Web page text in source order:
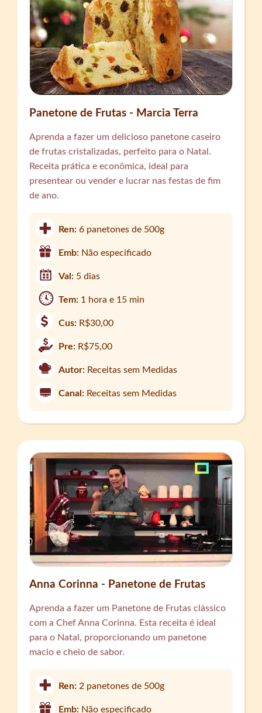
Panetone de Frutas - Marcia Terra
Aprenda a fazer um delicioso panetone caseiro
de frutas cristalizadas, perfeito para o Natal.
Receita prática e econômica, ideal para
presentear ou vender e lucrar nas festas de fim
de ano.
Ren:6 panetones de 500g
Emb: Não especificado
Val: 5 dias
Tem: 1 hora e 15 min
Cus: R$30,00
Pre: R$75,00
Autor: Receitas sem Medidas
Canal: Receitas sem Medidas
Anna Corinna - Panetone de Frutas
Aprenda a fazer um Panetone de Frutas clássico
com a Chef Anna Corinna. Esta receita é ideal
para o Natal, proporcionando um panetone
macio e cheio de sabor.
Ren: 2 panetones de 500g
Emb: Não especificado